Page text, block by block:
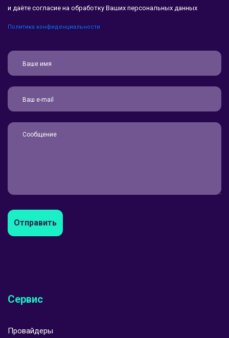
и даёте согласие на обработку Ваших персональных данных
Политика конфиденциальности
Отправить
Сервис
Провайдеры